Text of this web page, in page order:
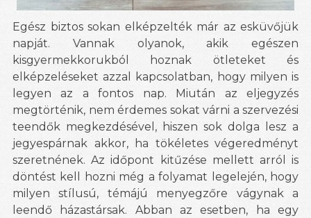
Egész biztos sokan elképzelték már az esküvőjük
napját. Vannak olyanok, akik egészen
kisgyermekkorukból hoznak ötleteket és
elképzeléseket azzal kapcsolatban, hogy milyen is
legyen az a fontos nap. Miután az eljegyzés
megtörténik, nem érdemes sokat várni a szervezési
teendők megkezdésével, hiszen sok dolga lesz a
jegyespárnak akkor, ha tökéletes végeredményt
szeretnének. Az időpont kitűzése mellett arról is
döntést kell hozni még a folyamat legelején, hogy
milyen stílusú, témájú menyegzőre vágynak a
leendő házastársak. Abban az esetben, ha egy